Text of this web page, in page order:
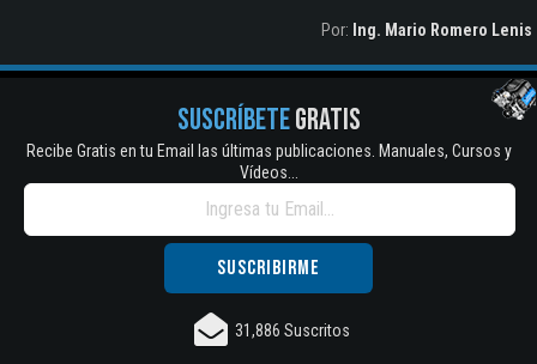
Por: Ing. Mario Romero Lenis
SUSCRÍBETEGRATIS
Recibe Gratis en tu Email las últimas publicaciones. Manuales, Cursos y
Vídeos...
31,886 Suscritos